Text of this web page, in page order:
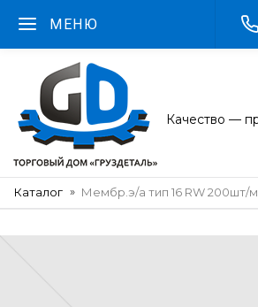
МЕНЮ
Качество —
Каталог Мембр.э/а тип 16 RW 200шт/